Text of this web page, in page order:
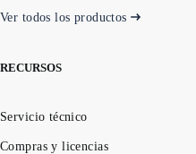
Ver todos los productos
RECURSOS
Servicio técnico
Compras y licencias